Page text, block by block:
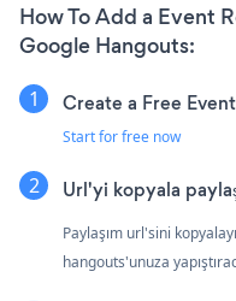
How To Add a Event
Google Hangouts:
Create a Free
Start for free now
Url'yi kopyala
Paylaşım url'sini
hangouts'unuza